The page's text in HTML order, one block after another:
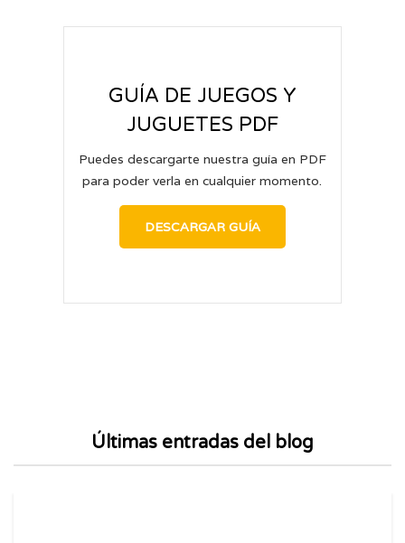
GUÍA DE JUEGOS Y
JUGUETES PDF
Puedes descargarte nuestra guía en PDF
para poder verla en cualquier momento.
DESCARGAR GUÍA
Últimas entradas del blog